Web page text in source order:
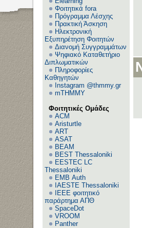
Φοιτητικά fora
Πρόγραμμα Λέσχης
Πρακτική Άσκηση
Ηλεκτρονική
Εξυπηρέτηση Φοιτητών
Διανομή Συγγραμμάτων
Ψηφιακό Καταθετήριο
Διπλωματικών
Πληροφορίες
Καθηγητών
Instagram @thmmy.gr
mTHMMY
Φοιτητικές Ομάδες
ACM
Aristurtle
ART
ASAT
BEAM
BEST Thessaloniki
EESTEC LC
Thessaloniki
EΜΒ Auth
IAESTE Thessaloniki
IEEE φοιτητικό
παράρτημα ΑΠΘ
SpaceDot
VROOM
Panther